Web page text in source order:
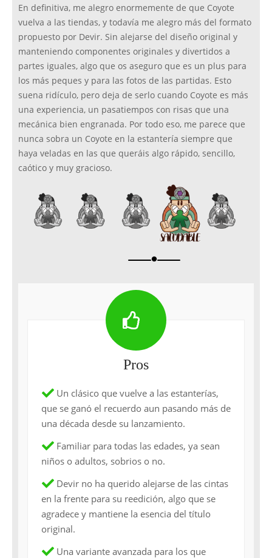
En definitiva, me alegro enormemente de que Coyote
vuelva a las tiendas, y todavía me alegro más del formato
propuesto por Devir. Sin alejarse del diseño original y
manteniendo componentes originales y divertidos a
partes iguales, algo que os aseguro que es un plus para
los más peques y para las fotos de las partidas. Esto
suena ridículo, pero deja de serlo cuando Coyote es más
una experiencia, un pasatiempos con risas que una
mecánica bien engranada. Por todo eso, me parece que
nunca sobra un Coyote en la estantería siempre que
haya veladas en las que queráis algo rápido, sencillo,
caótico y muy gracioso.
brightness_1
Pros
Un clásico que vuelve a las estanterías,
que se ganó el recuerdo aun pasando más de
una década desde su lanzamiento.
Familiar para todas las edades, ya sean
niños o adultos, sobrios o no.
Devir no ha querido alejarse de las cintas
en la frente para su reedición, algo que se
agradece y mantiene la esencia del título
original.
Una variante avanzada para los que